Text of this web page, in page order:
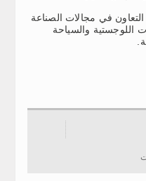
في مجالات الصناعة
اللوجستية والسياحة